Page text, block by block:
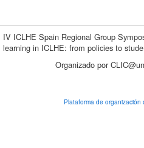
IV ICLHE Spain Regional Group
learning in ICLHE: from policies to
Organizado por
Plataforma de organización